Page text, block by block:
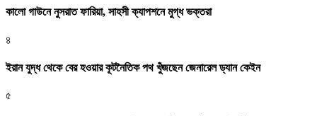
কালো গাউনে নুসরাত ফারিয়া, সাহসী ক্যাপশনে মুগ্ধ ভক্তরা
৪
ইরান যুদ্ধ থেকে বের হওয়ার কূটনৈতিক পথ খুঁজছেন জেনারেল ড্যান কেইন
৫